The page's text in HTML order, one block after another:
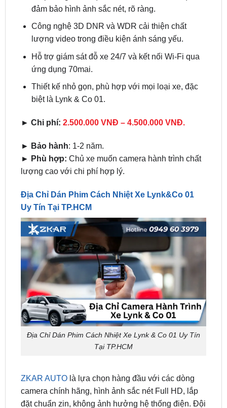
lượng video trong điều kiện ánh sáng yếu.
Hỗ trợ giám sát đỗ xe 24/7 và kết nối Wi-Fi qua
ứng dụng 70mai.
Thiết kế nhỏ gọn, phù hợp với mọi loại xe, đặc
biệt là Lynk & Co 01.
► Chi phí: 2.500.000 VNĐ – 4.500.000 VNĐ.
► Bảo hành : 1-2 năm.
lượng cao với chi phí hợp lý.
Địa Chỉ Dán Phim Cách Nhiệt Xe Lynk&Co 01
Địa Chỉ Dán Phim Cách Nhiệt Xe Lynk & Co 01 Uy Tín
Tại TP.HCM
là lựa chọn hàng đầu với các dòng
đặt chuẩn zin, không ảnh hưởng hệ thống điện. Đội
ngũ kỹ thuật chuyên nghiệp cam kết mang đến giải
pháp an toàn và hiện đại nhất cho chiếc lynk&co